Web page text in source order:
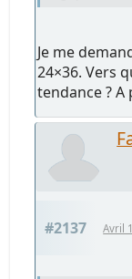
Je me
24×36. Vers
tendance ?
#2137 Avril